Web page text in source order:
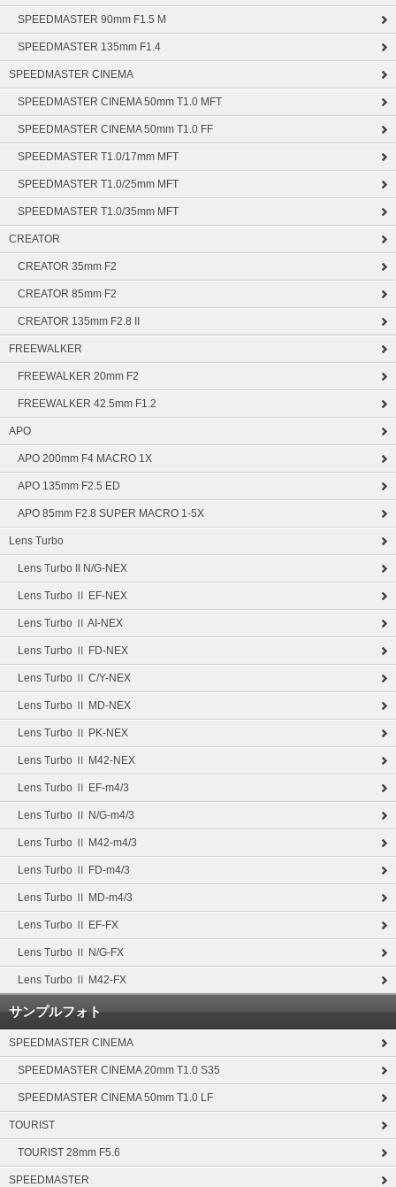
SPEEDMASTER 90mm F1.5 M
SPEEDMASTER 135mm F1.4
SPEEDMASTER CINEMA
SPEEDMASTER CINEMA 50mm T1.0 MFT
SPEEDMASTER CINEMA 50mm T1.0 FF
SPEEDMASTER T1.0/17mm MFT
SPEEDMASTER T1.0/25mm MFT
SPEEDMASTER T1.0/35mm MFT
CREATOR
CREATOR 35mm F2
CREATOR 85mm F2
CREATOR 135mm F2.8 II
FREEWALKER
FREEWALKER 20mm F2
FREEWALKER 42.5mm F1.2
APO
APO 200mm F4 MACRO 1X
APO 135mm F2.5 ED
APO 85mm F2.8 SUPER MACRO 1-5X
Lens Turbo
Lens Turbo II N/G-NEX
Lens Turbo Ⅱ EF-NEX
Lens Turbo Ⅱ AI-NEX
Lens Turbo Ⅱ FD-NEX
Lens Turbo Ⅱ C/Y-NEX
Lens Turbo Ⅱ MD-NEX
Lens Turbo Ⅱ PK-NEX
Lens Turbo Ⅱ M42-NEX
Lens Turbo Ⅱ EF-m4/3
Lens Turbo Ⅱ N/G-m4/3
Lens Turbo Ⅱ M42-m4/3
Lens Turbo Ⅱ FD-m4/3
Lens Turbo Ⅱ MD-m4/3
Lens Turbo Ⅱ EF-FX
Lens Turbo Ⅱ N/G-FX
Lens Turbo Ⅱ M42-FX
サンプルフォト
SPEEDMASTER CINEMA
SPEEDMASTER CINEMA 20mm T1.0 S35
SPEEDMASTER CINEMA 50mm T1.0 LF
TOURIST
TOURIST 28mm F5.6
SPEEDMASTER